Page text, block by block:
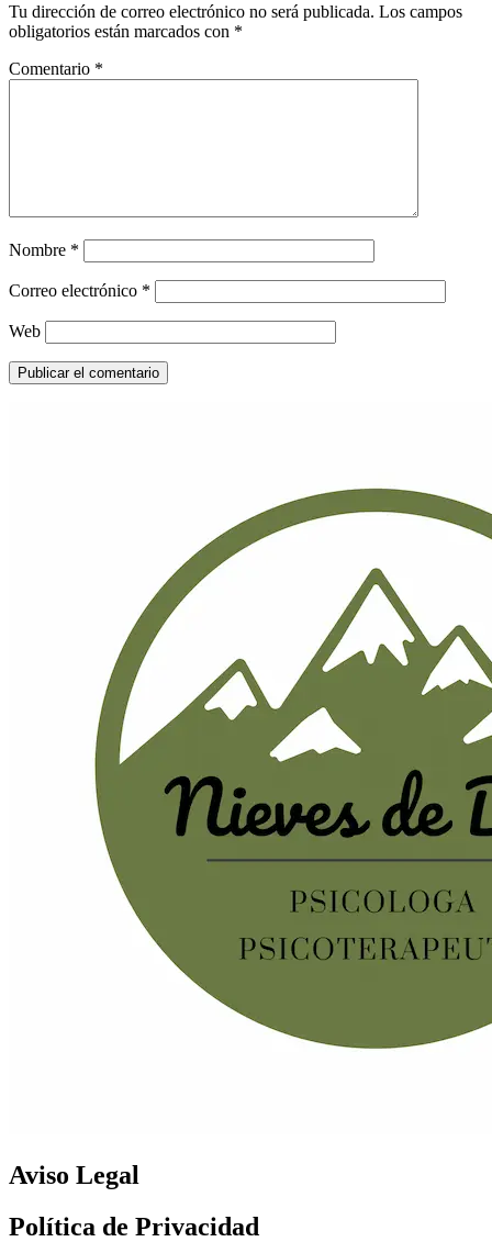
Tu dirección de correo electrónico no será publicada. Los campos
obligatorios están marcados con *
Comentario *
Nombre *
Correo electrónico *
Web
Aviso Legal
Política de Privacidad